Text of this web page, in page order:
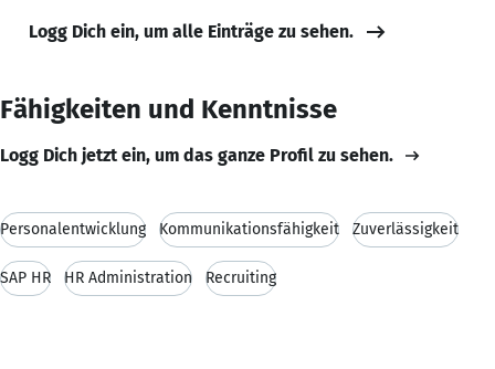
Logg Dich ein, um alle Einträge zu sehen.
Fähigkeiten und Kenntnisse
Logg Dich jetzt ein, um das ganze Profil zu sehen.
Personalentwicklung Kommunikationsfähigkeit Zuverlässigkeit
SAP HR HR Administration Recruiting